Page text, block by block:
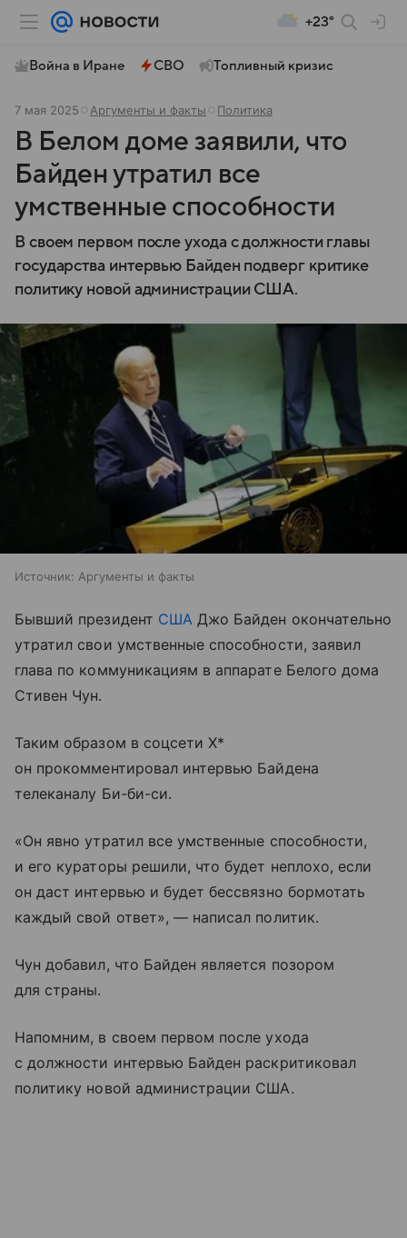
+23°
Война в Иране СВО Топливный кризис
7 мая 2025 Аргументы и факты Политика
В Белом доме заявили, что
Байден утратил все
умственные способности
В своем первом после ухода с должности главы
государства интервью Байден подверг критике
политику новой администрации США.
Источник: Аргументы и факты
Бывший президент США Джо Байден окончательно
утратил свои умственные способности, заявил
глава по коммуникациям в аппарате Белого дома
Стивен Чун.
Таким образом в соцсети X*
он прокомментировал интервью Байдена
телеканалу Би-би-си.
«Он явно утратил все умственные способности,
и его кураторы решили, что будет неплохо, если
он даст интервью и будет бессвязно бормотать
каждый свой ответ», — написал политик.
Чун добавил, что Байден является позором
для страны.
Напомним, в своем первом после ухода
с должности интервью Байден раскритиковал
политику новой администрации США.